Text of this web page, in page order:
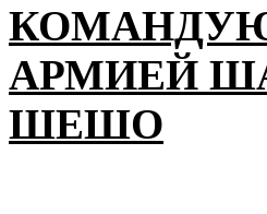
АРМИЕЙ
ШЕШО